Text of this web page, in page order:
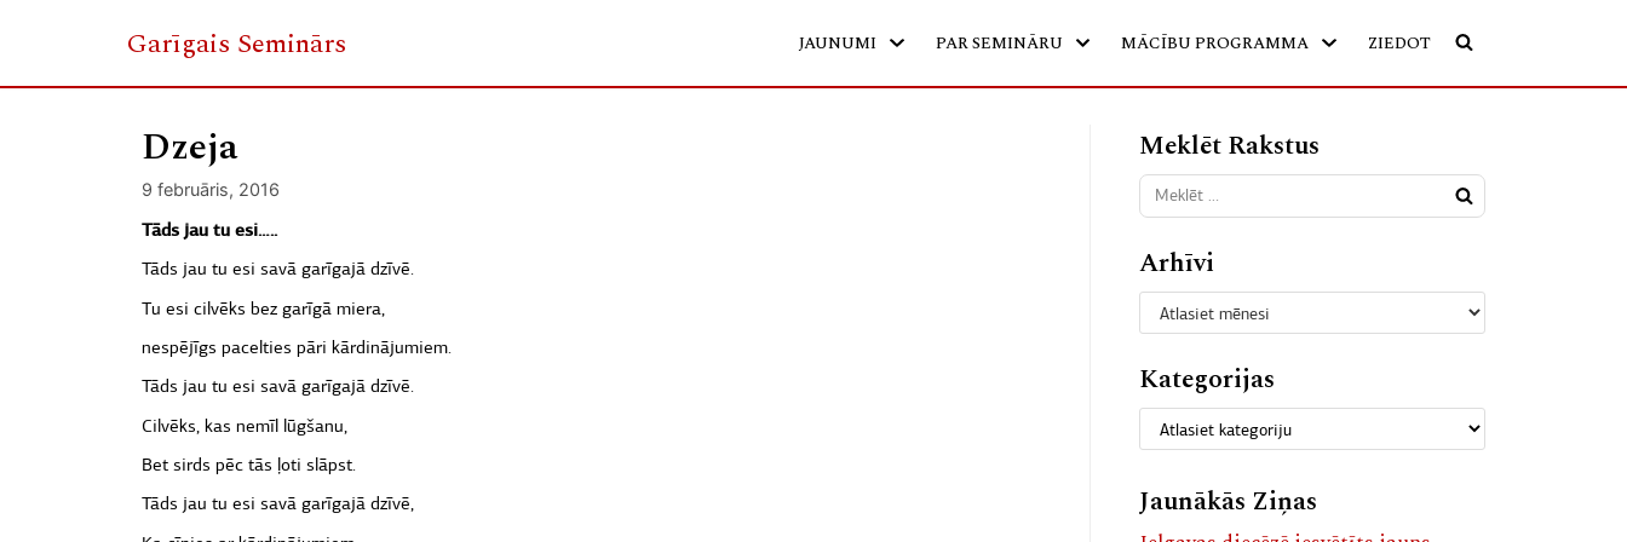
Garīgais Seminārs JAUNUMI PAR SEMINĀRU MĀCĪBU PROGRAMMA ZIEDOT
Dzeja
9 februāris, 2016
Tāds jau tu esi…..
Tāds jau tu esi savā garīgajā dzīvē.
Tu esi cilvēks bez garīgā miera,
nespējīgs pacelties pāri kārdinājumiem.
Tāds jau tu esi savā garīgajā dzīvē.
Cilvēks, kas nemīl lūgšanu,
Bet sirds pēc tās ļoti slāpst.
Tāds jau tu esi savā garīgajā dzīvē,
Meklēt Rakstus
Arhīvi
Kategorijas
Jaunākās Ziņas